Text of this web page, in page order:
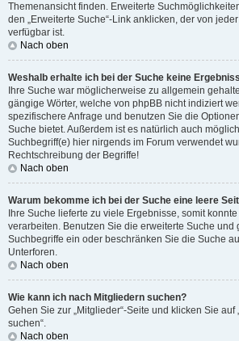
Themenansicht finden. Erweiterte
den „Erweiterte Suche“-Link anklicken, der von
verfügbar ist.
Nach oben
Weshalb erhalte ich bei der Suche keine
Ihre Suche war möglicherweise zu allgemein
gängige Wörter, welche von phpBB nicht indiziert
spezifischere Anfrage und benutzen Sie die
Suche bietet. Außerdem ist es natürlich auch
Suchbegriff(e) hier nirgends im Forum verwendet
Rechtschreibung der Begriffe!
Nach oben
Warum bekomme ich bei der Suche eine leere
Ihre Suche lieferte zu viele Ergebnisse, somit
verarbeiten. Benutzen Sie die erweiterte Suche und
Suchbegriffe ein oder beschränken Sie die Suche
Unterforen.
Nach oben
Wie kann ich nach Mitgliedern suchen?
Gehen Sie zur „Mitglieder“-Seite und klicken Sie auf
suchen“.
Nach oben